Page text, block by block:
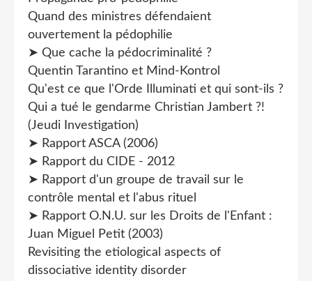
Quand des ministres défendaient
ouvertement la pédophilie
➤ Que cache la pédocriminalité ?
Quentin Tarantino et Mind-Kontrol
Qu'est ce que l'Orde Illuminati et qui sont-ils ?
Qui a tué le gendarme Christian Jambert ?!
(Jeudi Investigation)
➤ Rapport ASCA (2006)
➤ Rapport du CIDE - 2012
➤ Rapport d'un groupe de travail sur le
contrôle mental et l'abus rituel
➤ Rapport O.N.U. sur les Droits de l'Enfant :
Juan Miguel Petit (2003)
Revisiting the etiological aspects of
dissociative identity disorder